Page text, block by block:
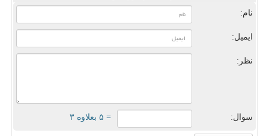
نام:
ایمیل:
نظر:
سوال: = ۵ بعلاوه ۳